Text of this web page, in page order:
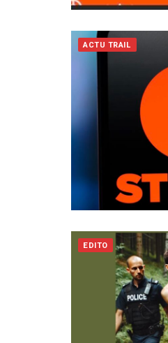
ACTU TRAIL
EDITO